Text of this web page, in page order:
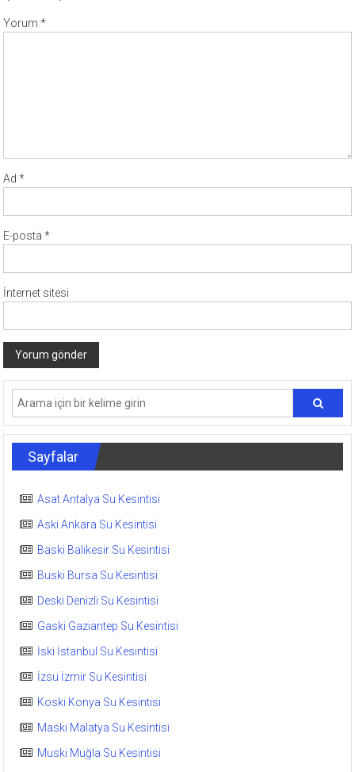
Yorum*
Ad*
E-posta*
İnternet sitesi
Sayfalar
Asat Antalya Su Kesintisi
Aski Ankara Su Kesintisi
Baski Balıkesir Su Kesintisi
Buski Bursa Su Kesintisi
Deski Denizli Su Kesintisi
Gaski Gaziantep Su Kesintisi
İski İstanbul Su Kesintisi
İzsu İzmir Su Kesintisi
Koski Konya Su Kesintisi
Maski Malatya Su Kesintisi
Muski Muğla Su Kesintisi